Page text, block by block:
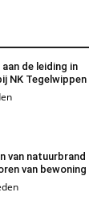
de leiding in
NK Tegelwippen
van natuurbrand
van bewoning